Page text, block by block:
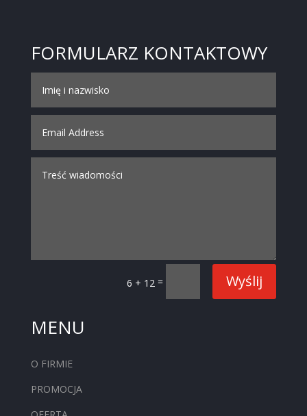
FORMULARZ KONTAKTOWY
6 + 12 = Wyślij
MENU
O FIRMIE
PROMOCJA